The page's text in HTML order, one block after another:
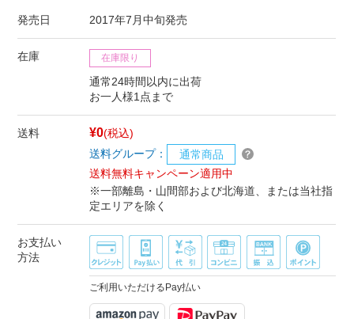
発売日 2017年7月中旬発売
在庫 在庫限り
通常24時間以内に出荷
お一人様1点まで
送料 ¥0(税込)
送料グループ：
通常商品
送料無料キャンペーン適用中
※一部離島・山間部および北海道、または当社指
定エリアを除く
お支払い
方法
ご利用いただけるPay払い